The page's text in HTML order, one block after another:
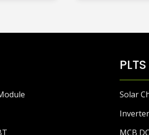
PLTS
Solar
Inverter
MCB DC